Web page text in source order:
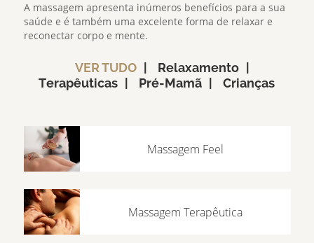
A massagem apresenta inúmeros benefícios para a sua
saúde e é também uma excelente forma de relaxar e
reconectar corpo e mente.
VER TUDO
Relaxamento
Terapêuticas
Pré-Mamã Crianças
Massagem Feel
Massagem Terapêutica